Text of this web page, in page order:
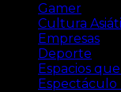
Gamer
Cultura
Empresas
Deporte
Espacios
Espectáculo